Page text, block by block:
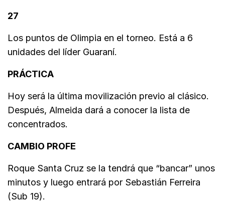
27
Los puntos de Olimpia en el torneo. Está a 6
unidades del líder Guaraní.
PRÁCTICA
Hoy será la última movilización previo al clásico.
Después, Almeida dará a conocer la lista de
concentrados.
CAMBIO PROFE
Roque Santa Cruz se la tendrá que “bancar” unos
minutos y luego entrará por Sebastián Ferreira
(Sub 19).